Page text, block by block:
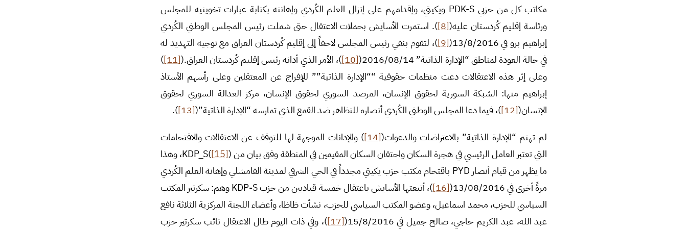
مكاتب كل من حزبي PDK-S ويكيتي، وإقدامهم على إنزال العلم الكُردي وإهانته بكتابة عبارات تخوينيه للمجلس
ورئاسة إقليم كُردستان عليه([8]
). استمرت الأسايش بحملات الاعتقال حتى شملت رئيس المجلس الوطني الكُردي
إبراهيم برو في 13/8/2016(
[9]
)، لتقوم بنفي رئيس المجلس لاحقاً إلى إقليم كُردستان العراق مع توجيه التهديد له
في حالة العودة لمناطق “الإدارة الذاتية” 2016/08/14(
[10] )، الأمر الذي أدانه رئيس إقليم كُردستان العراق.([11]
)
وعلى إثر هذه الاعتقالات دعت منظمات حقوقية ““الإدارة الذاتية”” للإفراج عن المعتقلين وعلى رأسهم الأستاذ
إبراهيم منها: الشبكة السورية لحقوق الإنسان، المرصد السوري لحقوق الإنسان، مركز العدالة السوري لحقوق
الإنسان([12] )، فيما دعا المجلس الوطني الكُردي أنصاره للتظاهر ضد القمع الذي تمارسه “الإدارة الذاتية”([13]
).
لم تهتم “الإدارة الذاتية” بالاعتراضات والدعوات([14]
) والإدانات الموجهة لها للتوقف عن الاعتقالات والاقتحامات
التي تعتبر العامل الرئيسي في هجرة السكان واحتقان السكان المقيمين في المنطقة وفق بيان من KDP_S( [15]
)، وهذا
ما يظهر من قيام أنصار PYD باقتحام مكتب حزب يكيتي مجدداً في الحي الشرقي لمدينة القامشلي وإهانة العلم الكُردي
مرةً أخرى في 13/08/2016(
[16]
)، أتبعتها الأسايش باعتقال خمسة قياديين من حزب KDP-S وهم: سكرتير المكتب
السياسي للحزب، محمد اسماعيل، وعضو المكتب السياسي للحزب، نشأت ظاظا، وأعضاء اللجنة المركزية الثلاثة نافع
عبد الله، عبد الكريم حاجي، صالح جميل في 15/8/2016(
[17]
)، وفي ذات اليوم طال الاعتقال نائب سكرتير حزب